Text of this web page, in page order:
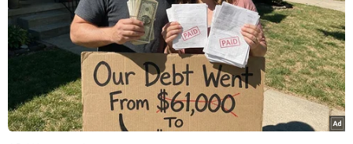
Việc đưa mối quan hệ giữa Việt Nam và
Indonesia lên thành Đối tác Chiến lược Toàn
diện là thông tin rất tích cực đối với cả hai
nước. Đối với Indonesia, đây là một bước tiến
lớn, bởi Indonesia thường chỉ thiết lập mức độ
quan hệ này với những quốc gia lớn. Điều đó đã